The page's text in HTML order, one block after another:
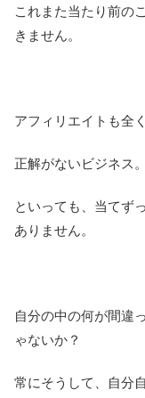
これまた当たり前の
きません。
アフィリエイトも全
正解がないビジネス。
といっても、当てず
ありません。
自分の中の何が間違
ゃないか？
常にそうして、自分